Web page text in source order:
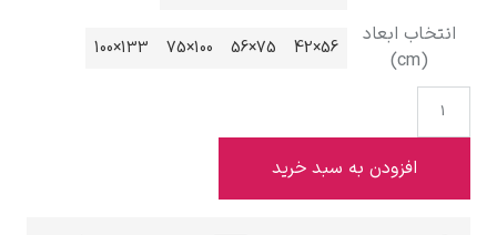
کامی پیسارو
ادوارد هاپر
انتخاب ابعاد
(cm)
56×42
75×56
100×75
133×100
افزودن به سبد خرید